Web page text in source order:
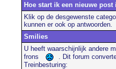
Hoe start ik een nieuwe post
Klik op de desgewenste
kunnen er ook op antwoorden.
Smilies
U heeft waarschijnlijk andere
frons
. Dit forum
Treinbesturing: